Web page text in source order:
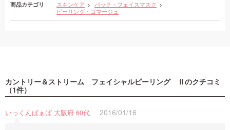
商品カテゴリ スキンケア
パック・フェイスマスク
ピーリング・ゴマージュ
カントリー＆ストリーム フェイシャルピーリング Ⅱのクチコミ
（1件）
いっくんばぁば 大阪府 60代 2016/01/16